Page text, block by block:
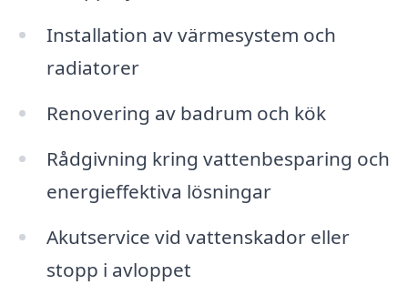
Installation av värmesystem och
radiatorer
Renovering av badrum och kök
Rådgivning kring vattenbesparing och
energieffektiva lösningar
Akutservice vid vattenskador eller
stopp i avloppet